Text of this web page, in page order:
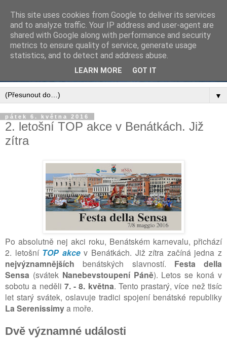
▼
pátek 6. května 2016
2. letošní TOP akce v Benátkách. Již
zítra
Po absolutně nej akci roku, Benátském karnevalu, přichází
2. letošní TOP akcev Benátkách. Již zítra začíná jedna z
nejvýznamnějších benátských slavností. Festa della
Sensa (svátek Nanebevstoupení Páně). Letos se koná v
sobotu a neděli 7. - 8. května. Tento prastarý, více než tisíc
let starý svátek, oslavuje tradici spojení benátské republiky
La Serenissimya moře.
Dvě významné události
This site uses cookies from Google to deliver its services
and to analyze traffic. Your IP address and user-agent are
shared with Google along with performance and security
metrics to ensure quality of service, generate usage
statistics, and to detect and address abuse.
LEARN MORE GOT IT